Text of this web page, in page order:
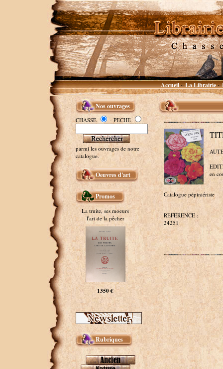
Accueil~La Librairie~
Nos ouvrages
CHASSE - PECHE
parmi les ouvrages de notre
catalogue.
Oeuvres d'art
Promos
La truite, ses moeurs
l'art de la pêcher
1350 €
Rubriques
en
Catalogue pépiniériste
REFERENCE :
24251